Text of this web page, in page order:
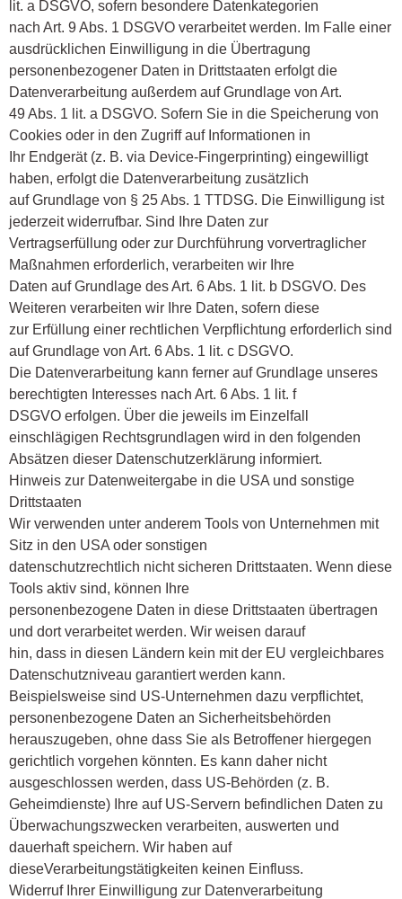
lit. a DSGVO, sofern besondere Datenkategorien
nach Art. 9 Abs. 1 DSGVO verarbeitet werden. Im Falle einer
ausdrücklichen Einwilligung in die Übertragung
personenbezogener Daten in Drittstaaten erfolgt die
Datenverarbeitung außerdem auf Grundlage von Art.
49 Abs. 1 lit. a DSGVO. Sofern Sie in die Speicherung von
Cookies oder in den Zugriff auf Informationen in
Ihr Endgerät (z. B. via Device-Fingerprinting) eingewilligt
haben, erfolgt die Datenverarbeitung zusätzlich
auf Grundlage von § 25 Abs. 1 TTDSG. Die Einwilligung ist
jederzeit widerrufbar. Sind Ihre Daten zur
Vertragserfüllung oder zur Durchführung vorvertraglicher
Maßnahmen erforderlich, verarbeiten wir Ihre
Daten auf Grundlage des Art. 6 Abs. 1 lit. b DSGVO. Des
Weiteren verarbeiten wir Ihre Daten, sofern diese
zur Erfüllung einer rechtlichen Verpflichtung erforderlich sind
auf Grundlage von Art. 6 Abs. 1 lit. c DSGVO.
Die Datenverarbeitung kann ferner auf Grundlage unseres
berechtigten Interesses nach Art. 6 Abs. 1 lit. f
DSGVO erfolgen. Über die jeweils im Einzelfall
einschlägigen Rechtsgrundlagen wird in den folgenden
Absätzen dieser Datenschutzerklärung informiert.
Hinweis zur Datenweitergabe in die USA und sonstige
Drittstaaten
Wir verwenden unter anderem Tools von Unternehmen mit
Sitz in den USA oder sonstigen
datenschutzrechtlich nicht sicheren Drittstaaten. Wenn diese
Tools aktiv sind, können Ihre
personenbezogene Daten in diese Drittstaaten übertragen
und dort verarbeitet werden. Wir weisen darauf
hin, dass in diesen Ländern kein mit der EU vergleichbares
Datenschutzniveau garantiert werden kann.
Beispielsweise sind US-Unternehmen dazu verpflichtet,
personenbezogene Daten an Sicherheitsbehörden
herauszugeben, ohne dass Sie als Betroffener hiergegen
gerichtlich vorgehen könnten. Es kann daher nicht
ausgeschlossen werden, dass US-Behörden (z. B.
Geheimdienste) Ihre auf US-Servern befindlichen Daten zu
Überwachungszwecken verarbeiten, auswerten und
dauerhaft speichern. Wir haben auf
dieseVerarbeitungstätigkeiten keinen Einfluss.
Widerruf Ihrer Einwilligung zur Datenverarbeitung